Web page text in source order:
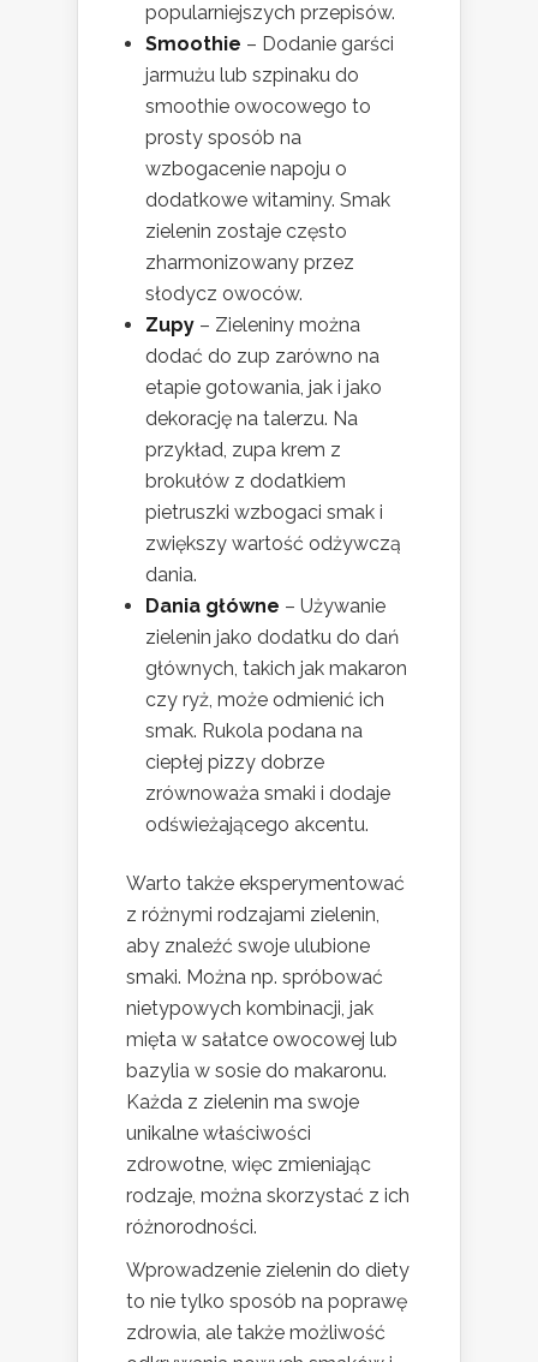
popularniejszych przepisów.
Smoothie – Dodanie garści
jarmużu lub szpinaku do
smoothie owocowego to
prosty sposób na
wzbogacenie napoju o
dodatkowe witaminy. Smak
zielenin zostaje często
zharmonizowany przez
słodycz owoców.
Zupy – Zieleniny można
dodać do zup zarówno na
etapie gotowania, jak i jako
dekorację na talerzu. Na
przykład, zupa krem z
brokułów z dodatkiem
pietruszki wzbogaci smak i
zwiększy wartość odżywczą
dania.
Dania główne – Używanie
zielenin jako dodatku do dań
głównych, takich jak makaron
czy ryż, może odmienić ich
smak. Rukola podana na
ciepłej pizzy dobrze
zrównoważa smaki i dodaje
odświeżającego akcentu.
Warto także eksperymentować
z różnymi rodzajami zielenin,
aby znaleźć swoje ulubione
smaki. Można np. spróbować
nietypowych kombinacji, jak
mięta w sałatce owocowej lub
bazylia w sosie do makaronu.
Każda z zielenin ma swoje
unikalne właściwości
zdrowotne, więc zmieniając
rodzaje, można skorzystać z ich
różnorodności.
Wprowadzenie zielenin do diety
to nie tylko sposób na poprawę
zdrowia, ale także możliwość